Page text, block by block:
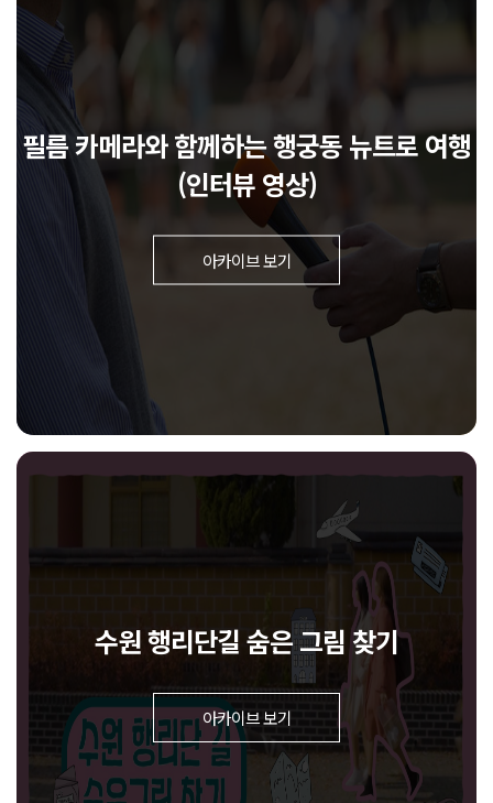
필름 카메라와 함께하는 행궁동 뉴트로 여행
(인터뷰 영상)
아카이브 보기
수원 행리단길 숨은 그림 찾기
아카이브 보기